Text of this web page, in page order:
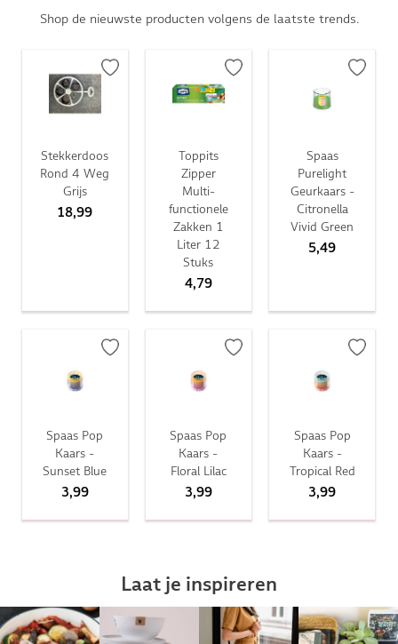
Shop de nieuwste producten volgens de laatste trends.
Stekkerdoos
Rond 4 Weg
Grijs
18,99
Toppits
Zipper
Multi-
functionele
Zakken 1
Liter 12
Stuks
4,79
Spaas
Purelight
Geurkaars -
Citronella
Vivid Green
5,49
Spaas Pop
Kaars -
Sunset Blue
3,99
Spaas Pop
Kaars -
Floral Lilac
3,99
Spaas Pop
Kaars -
Tropical Red
3,99
Laat je inspireren